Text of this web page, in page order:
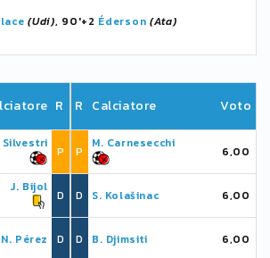
(Udi), 90'+2 Éderson (Ata)
R
Silvestri
P
J. Bijol
D
N. Pérez D
R Calciatore Voto
P
M. Carnesecchi
6,00
D S. Kolašinac 6,00
D B. Djimsiti 6,00